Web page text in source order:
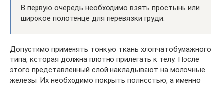
В первую очередь необходимо взять простынь или
широкое полотенце для перевязки груди.
Допустимо применять тонкую ткань хлопчатобумажного
типа, которая должна плотно прилегать к телу. После
этого представленный слой накладывают на молочные
железы. Их необходимо покрыть полностью, а именно